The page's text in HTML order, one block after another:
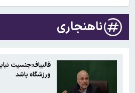
عکس و فیلم
یافته جدید: سرعت گرمایش جهانی در یک
شده است
جزئیات جدید افزایش سنوات بازنشستگی/
ناهنجاری
قالیباف:جنسیت
ورزشگاه باشد